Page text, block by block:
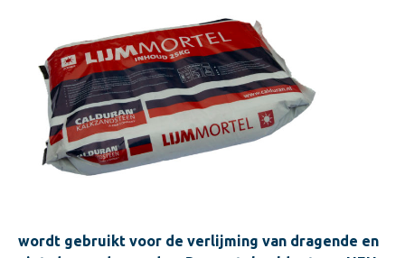
wordt gebruikt voor de verlijming van dragende en